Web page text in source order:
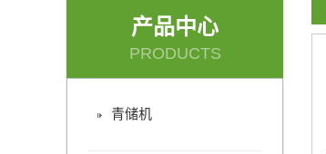
应该按照操作流程使用小型青储机
青贮收割机可以将作物收割得很干净
产品中心
PRODUCTS
青储机